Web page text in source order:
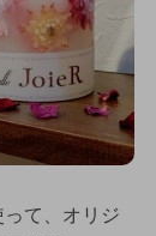
て、オリジ